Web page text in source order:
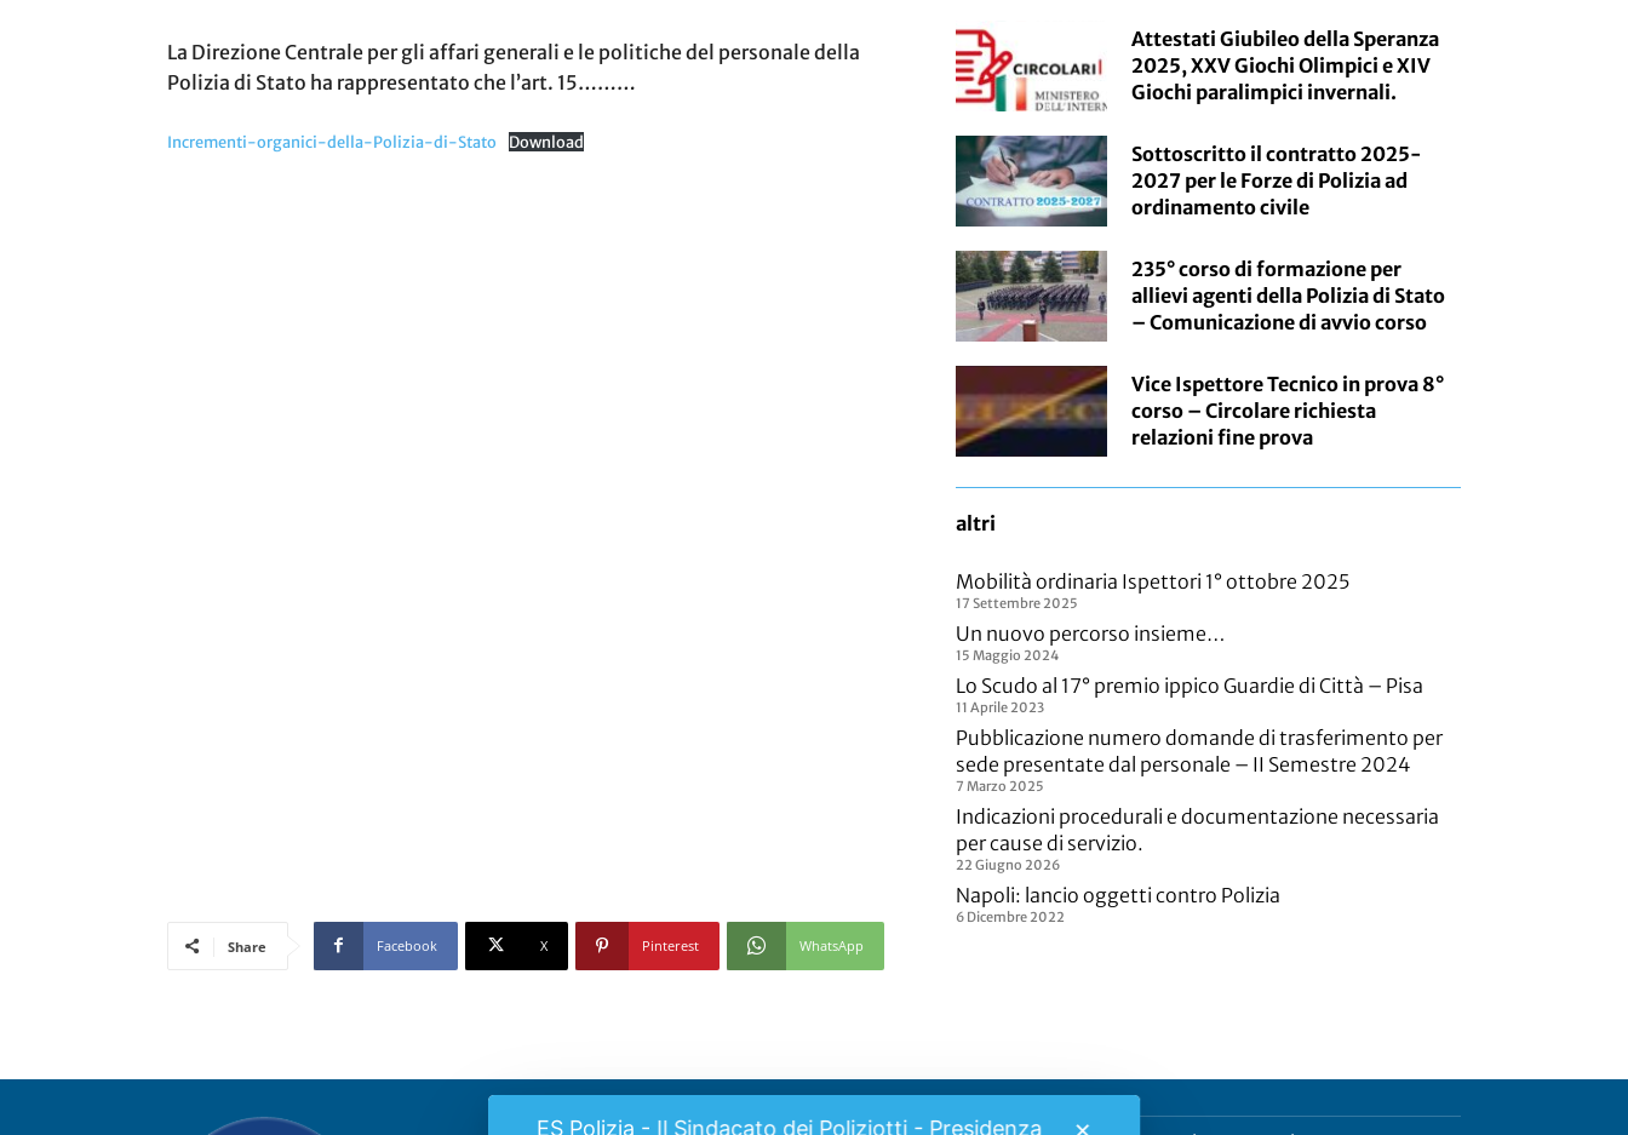
La Direzione Centrale per gli affari generali e le politiche del personale della
Polizia di Stato ha rappresentato che l’art. 15………
Incrementi-organici-della-Polizia-di-Stato Download
Attestati Giubileo della Speranza
2025, XXV Giochi Olimpici e XIV
Giochi paralimpici invernali.
Sottoscritto il contratto 2025-
2027 per le Forze di Polizia ad
ordinamento civile
235° corso di formazione per
allievi agenti della Polizia di Stato
– Comunicazione di avvio corso
Vice Ispettore Tecnico in prova 8°
corso – Circolare richiesta
relazioni fine prova
altri
Mobilità ordinaria Ispettori 1° ottobre 2025
17 Settembre 2025
Un nuovo percorso insieme…
15 Maggio 2024
Lo Scudo al 17° premio ippico Guardie di Città – Pisa
11 Aprile 2023
Pubblicazione numero domande di trasferimento per
sede presentate dal personale – II Semestre 2024
7 Marzo 2025
Indicazioni procedurali e documentazione necessaria
per cause di servizio.
22 Giugno 2026
Napoli: lancio oggetti contro Polizia
6 Dicembre 2022
Share Facebook X Pinterest WhatsApp
ES Polizia - Il Sindacato dei Poliziotti - Presidenza